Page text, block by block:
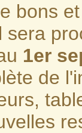
bons
sera
1er
de